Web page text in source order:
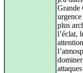
Grande
plus
l’éclat,